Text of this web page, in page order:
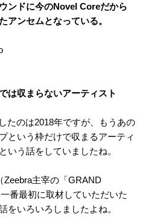
ンドに今のNovel Coreだから
アンセムとなっている。
は収まらないアーティスト
たのは2018年ですが、もうあの
という枠だけで収まるアーティ
いう話をしていましたね。
主宰の「GRAND
番最初に取材していただいた
をいろいろしましたよね。